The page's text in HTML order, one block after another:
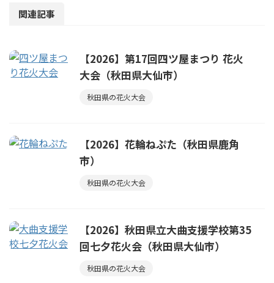
関連記事
【2026】第17回四ツ屋まつり 花火
大会（秋田県大仙市）
秋田県の花火大会
【2026】花輪ねぷた（秋田県鹿角
市）
秋田県の花火大会
【2026】秋田県立大曲支援学校第35
回七夕花火会（秋田県大仙市）
秋田県の花火大会